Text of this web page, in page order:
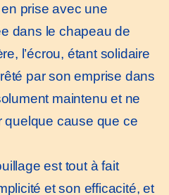
prise avec une
dans le chapeau de
l’écrou, étant solidaire
par son emprise dans
maintenu et ne
quelque cause que ce
est tout à fait
et son efficacité, et